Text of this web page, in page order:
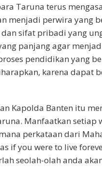
Taruna terus
menjadi perwira yang
sifat pribadi yang
panjang agar
pendidikan yang
karena dapat
Kapolda Banten itu
Manfaatkan setiap
perkataan dari
if you were to live
seolah-olah anda